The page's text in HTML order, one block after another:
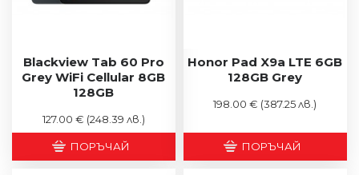
Blackview Tab 60 Pro
Grey WiFi Cellular 8GB
128GB
127.00 € (248.39 лв.)
ПОРЪЧАЙ
Honor Pad X9a LTE 6GB
128GB Grey
198.00 € (387.25 лв.)
ПОРЪЧАЙ